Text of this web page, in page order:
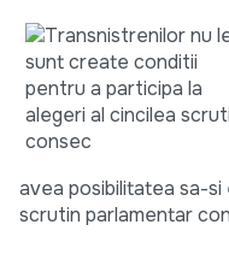
avea posibilitatea sa-
scrutin parlamentar